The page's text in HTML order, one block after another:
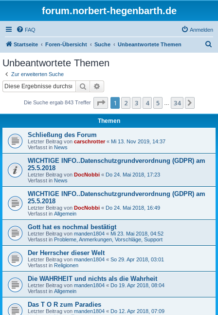
forum.norbert-hegenbarth.de
FAQ Anmelden
Startseite Foren-Übersicht Suche Unbeantwortete Themen
Unbeantwortete Themen
Zur erweiterten Suche
Suche
Die Suche ergab 843 Treffer Seite 1von 34
1 2 3 4 5 34
Themen
Schließung des Forum
Letzter Beitrag von carschrotter« Mi 13. Nov 2019, 14:37
Verfasst in News
WICHTIGE INFO..Datenschutzgrundverordnung (GDPR) am
25.5.2018
Letzter Beitrag von DocNobbi « Do 24. Mai 2018, 17:23
Verfasst in News
WICHTIGE INFO..Datenschutzgrundverordnung (GDPR) am
25.5.2018
Letzter Beitrag von DocNobbi « Do 24. Mai 2018, 16:49
Verfasst in Allgemein
Gott hat es nochmal bestätigt
Letzter Beitrag von manden1804 « Mi 23. Mai 2018, 04:52
Verfasst in Probleme, Anmerkungen, Vorschläge, Support
Der Herrscher dieser Welt
Letzter Beitrag von manden1804 « So 29. Apr 2018, 03:01
Verfasst in Religionen
Die WAHRHEIT und nichts als die Wahrheit
Letzter Beitrag von manden1804 « Do 19. Apr 2018, 08:04
Verfasst in Allgemein
Das T O R zum Paradies
Letzter Beitrag von manden1804 « Do 12. Apr 2018, 07:09